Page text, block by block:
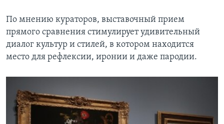
По мнению кураторов, выставочный прием
прямого сравнения стимулирует удивительный
диалог культур и стилей, в котором находится
место для рефлексии, иронии и даже пародии.